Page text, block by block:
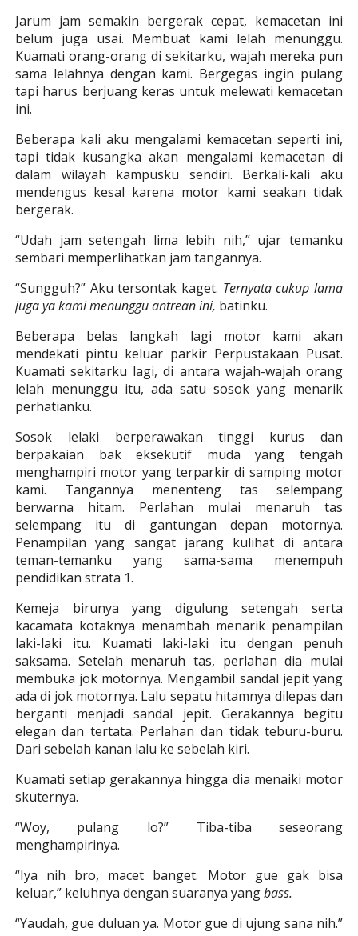
Jarum jam semakin bergerak cepat, kemacetan ini
belum juga usai. Membuat kami lelah menunggu.
Kuamati orang-orang di sekitarku, wajah mereka pun
sama lelahnya dengan kami. Bergegas ingin pulang
tapi harus berjuang keras untuk melewati kemacetan
ini.
Beberapa kali aku mengalami kemacetan seperti ini,
tapi tidak kusangka akan mengalami kemacetan di
dalam wilayah kampusku sendiri. Berkali-kali aku
mendengus kesal karena motor kami seakan tidak
bergerak.
“Udah jam setengah lima lebih nih,” ujar temanku
sembari memperlihatkan jam tangannya.
“Sungguh?” Aku tersontak kaget. Ternyata cukup lama
juga ya kami menunggu antrean ini, batinku.
Beberapa belas langkah lagi motor kami akan
mendekati pintu keluar parkir Perpustakaan Pusat.
Kuamati sekitarku lagi, di antara wajah-wajah orang
lelah menunggu itu, ada satu sosok yang menarik
perhatianku.
Sosok lelaki berperawakan tinggi kurus dan
berpakaian bak eksekutif muda yang tengah
menghampiri motor yang terparkir di samping motor
kami. Tangannya menenteng tas selempang
berwarna hitam. Perlahan mulai menaruh tas
selempang itu di gantungan depan motornya.
Penampilan yang sangat jarang kulihat di antara
teman-temanku yang sama-sama menempuh
pendidikan strata 1.
Kemeja birunya yang digulung setengah serta
kacamata kotaknya menambah menarik penampilan
laki-laki itu. Kuamati laki-laki itu dengan penuh
saksama. Setelah menaruh tas, perlahan dia mulai
membuka jok motornya. Mengambil sandal jepit yang
ada di jok motornya. Lalu sepatu hitamnya dilepas dan
berganti menjadi sandal jepit. Gerakannya begitu
elegan dan tertata. Perlahan dan tidak teburu-buru.
Dari sebelah kanan lalu ke sebelah kiri.
Kuamati setiap gerakannya hingga dia menaiki motor
skuternya.
“Woy, pulang lo?” Tiba-tiba seseorang
menghampirinya.
“Iya nih bro, macet banget. Motor gue gak bisa
keluar,” keluhnya dengan suaranya yangbass.
“Yaudah, gue duluan ya. Motor gue di ujung sana nih.”